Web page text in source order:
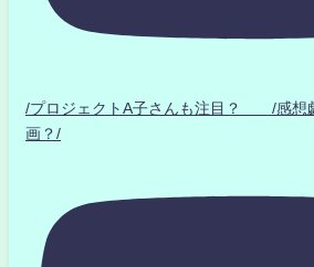
/プロジェクトA子さんも注目？ /感想
画？/